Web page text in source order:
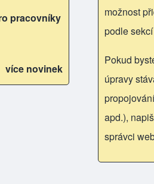
pracovníky
více novinek
možnost
podle
Pokud
úpravy
apd.),
správci